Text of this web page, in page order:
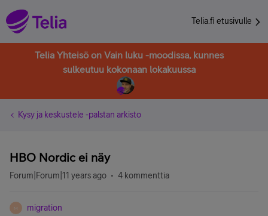
Telia.fi etusivulle
Telia Yhteisö on Vain luku -moodissa, kunnes
sulkeutuu kokonaan lokakuussa
Kysy ja keskustele -palstan arkisto
HBO Nordic ei näy
Forum|Forum|11 years ago 4 kommenttia
M migration